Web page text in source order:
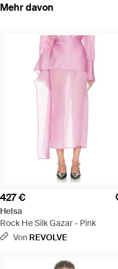
Mehr davon
427 €
Helsa
Rock He Silk Gazar - Pink
Von REVOLVE